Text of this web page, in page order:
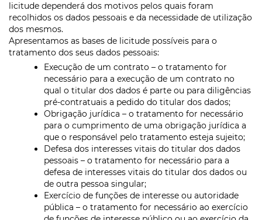
licitude dependerá dos motivos pelos quais foram
recolhidos os dados pessoais e da necessidade de utilização
dos mesmos.
Apresentamos as bases de licitude possíveis para o
tratamento dos seus dados pessoais:
Execução de um contrato – o tratamento for
necessário para a execução de um contrato no
qual o titular dos dados é parte ou para diligências
pré-contratuais a pedido do titular dos dados;
Obrigação jurídica – o tratamento for necessário
para o cumprimento de uma obrigação jurídica a
que o responsável pelo tratamento esteja sujeito;
Defesa dos interesses vitais do titular dos dados
pessoais – o tratamento for necessário para a
defesa de interesses vitais do titular dos dados ou
de outra pessoa singular;
Exercício de funções de interesse ou autoridade
pública – o tratamento for necessário ao exercício